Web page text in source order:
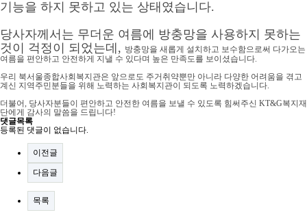
기능을 하지 못하고 있는 상태였습니다.
당사자께서는 무더운 여름에 방충망을 사용하지 못하는
것이 걱정이 되었는데, 방충망을 새롭게 설치하고 보수함으로써 다가오는
여름을 편안하고 안전하게 지낼 수 있다며 높은 만족도를 보이셨습니다.
우리 북서울종합사회복지관은 앞으로도 주거취약뿐만 아니라 다양한 어려움을 겪고
계신 지역주민분들을 위해 노력하는 사회복지관이 되도록 노력하겠습니다.
더불어, 당사자분들이 편안하고 안전한 여름을 보낼 수 있도록 힘써주신 KT&G복지재
단에게 감사의 말씀을 드립니다!
댓글목록
등록된 댓글이 없습니다.
이전글
다음글
목록